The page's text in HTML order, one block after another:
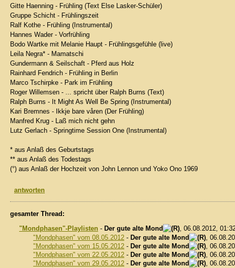
Gitte Haenning - Frühling (Text Else Lasker-Schüler)
Gruppe Schicht - Frühlingszeit
Ralf Kothe - Frühling (Instrumental)
Hannes Wader - Vorfrühling
Bodo Wartke mit Melanie Haupt - Frühlingsgefühle (live)
Leila Negra* - Mamatschi
Gundermann & Seilschaft - Pferd aus Holz
Rainhard Fendrich - Frühling in Berlin
Marco Tschirpke - Park im Frühling
Roger Willemsen - ... spricht über Ralph Burns (Text)
Ralph Burns - It Might As Well Be Spring (Instrumental)
Kari Bremnes - Ikkje bare våren (Der Frühling)
Manfred Krug - Laß mich nicht gehn
Lutz Gerlach - Springtime Session One (Instrumental)
* aus Anlaß des Geburtstags
** aus Anlaß des Todestags
(°) aus Anlaß der Hochzeit von John Lennon und Yoko Ono 1969
antworten
gesamter Thread:
"Mondphasen"-Playlisten - Der gute alte Mond , 06.08.2012,
"Mondphasen" vom 08.05.2012 - Der gute alte Mond
,
"Mondphasen" vom 15.05.2012 - Der gute alte Mond
,
"Mondphasen" vom 22.05.2012 - Der gute alte Mond
,
"Mondphasen" vom 29.05.2012 - Der gute alte Mond
,